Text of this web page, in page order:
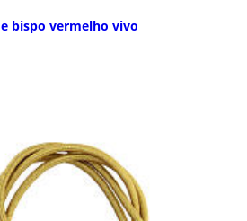
bispo vermelho vivo